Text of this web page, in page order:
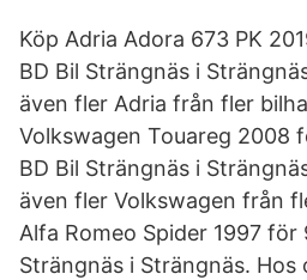
Köp Adria Adora 673 PK
BD Bil Strängnäs i
även fler Adria från fler
Volkswagen Touareg 2008
BD Bil Strängnäs i
även fler Volkswagen från
Alfa Romeo Spider 1997 för
Strängnäs i Strängnäs. Hos